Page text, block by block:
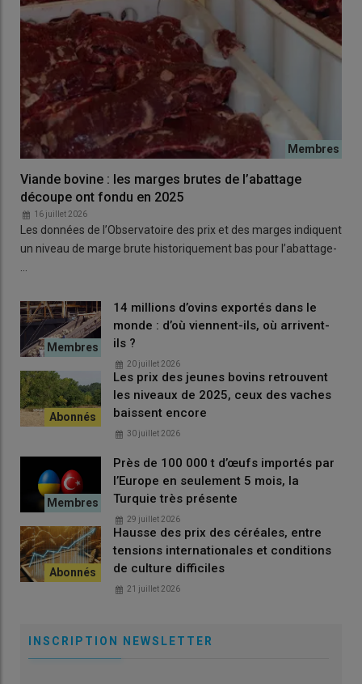
Viande bovine : les marges brutes de l’abattage
découpe ont fondu en 2025
16 juillet 2026
Les données de l’Observatoire des prix et des marges indiquent
un niveau de marge brute historiquement bas pour l’abattage-
14 millions d’ovins exportés dans le
monde : d’où viennent-ils, où arrivent-
ils ?
20 juillet 2026
Les prix des jeunes bovins retrouvent
les niveaux de 2025, ceux des vaches
baissent encore
30 juillet 2026
Près de 100 000 t d’œufs importés par
l’Europe en seulement 5 mois, la
Turquie très présente
29 juillet 2026
Hausse des prix des céréales, entre
tensions internationales et conditions
de culture difficiles
21 juillet 2026
INSCRIPTION NEWSLETTER